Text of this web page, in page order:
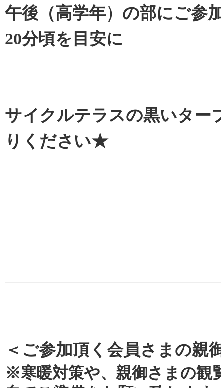
午後（高学年）の部にご参
20分頃を目安に
サイクルテラスの黒いター
りください★
＜ご参加頂く会員さまの親
※寒暖対策や、親御さまの観